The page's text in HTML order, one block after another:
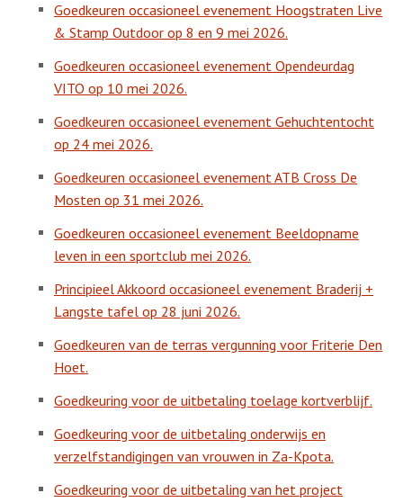
Goedkeuren occasioneel evenement Hoogstraten Live
& Stamp Outdoor op 8 en 9 mei 2026.
Goedkeuren occasioneel evenement Opendeurdag
VITO op 10 mei 2026.
Goedkeuren occasioneel evenement Gehuchtentocht
op 24 mei 2026.
Goedkeuren occasioneel evenement ATB Cross De
Mosten op 31 mei 2026.
Goedkeuren occasioneel evenement Beeldopname
leven in een sportclub mei 2026.
Principieel Akkoord occasioneel evenement Braderij +
Langste tafel op 28 juni 2026.
Goedkeuren van de terras vergunning voor Friterie Den
Hoet.
Goedkeuring voor de uitbetaling toelage kortverblijf.
Goedkeuring voor de uitbetaling onderwijs en
verzelfstandigingen van vrouwen in Za-Kpota.
Goedkeuring voor de uitbetaling van het project